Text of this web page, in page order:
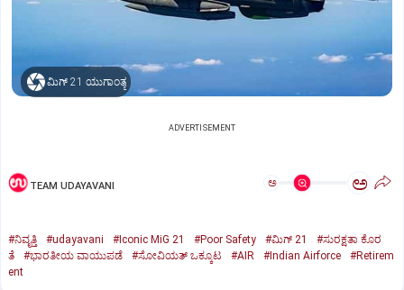
ಮಿಗ್‌ 21 ಯುಗಾಂತ್ಯ
ADVERTISEMENT
TEAM UDAYAVANI ಅ ಅ
#ನಿವೃತ್ತಿ #udayavani #Iconic MiG 21 #Poor Safety #ಮಿಗ್‌ 21
#ಸುರಕ್ಷತಾ ಕೊರ
ತೆ
#ಭಾರತೀಯ ವಾಯುಪಡೆ #ಸೋವಿಯತ್‌ ಒಕ್ಕೂಟ #AIR #Indian Airforce
#Retirem
ent